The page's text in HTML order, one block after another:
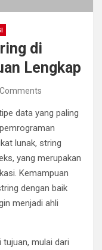
di
Lengkap
data yang paling
lunak, string
yang merupakan
Kemampuan
dengan baik
menjadi ahli
mulai dari